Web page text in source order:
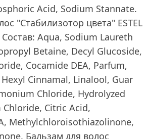
Acid, Sodium Stannate.
"Стабилизотор цвета" ESTEL
Состав: Aqua, Sodium Laureth
Betaine, Decyl Glucoside,
Cocamide DEA, Parfum,
Cinnamal, Linalool, Guar
Chloride, Hydrolyzed
Chloride, Citric Acid,
Methylchloroisothiazolinone,
Бальзам для волос